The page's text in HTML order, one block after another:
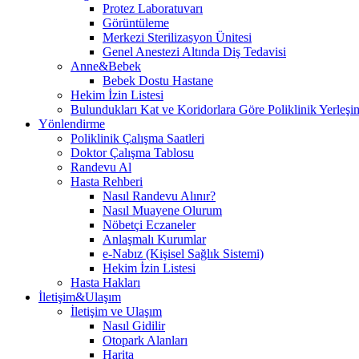
Protez Laboratuvarı
Görüntüleme
Merkezi Sterilizasyon Ünitesi
Genel Anestezi Altında Diş Tedavisi
Anne&Bebek
Bebek Dostu Hastane
Hekim İzin Listesi
Bulundukları Kat ve Koridorlara Göre Poliklinik
Yönlendirme
Poliklinik Çalışma Saatleri
Doktor Çalışma Tablosu
Randevu Al
Hasta Rehberi
Nasıl Randevu Alınır?
Nasıl Muayene Olurum
Nöbetçi Eczaneler
Anlaşmalı Kurumlar
e-Nabız (Kişisel Sağlık Sistemi)
Hekim İzin Listesi
Hasta Hakları
İletişim&Ulaşım
İletişim ve Ulaşım
Nasıl Gidilir
Otopark Alanları
Harita